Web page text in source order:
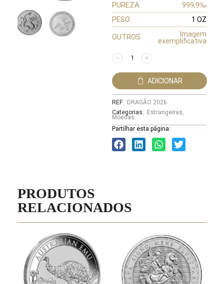
PUREZA 999,9‰
PESO 1 OZ
OUTROS
Imagem
exemplificativa
ADICIONAR
REF:
DRAGÃO 2026
Categorias:
Estrangeiras,
Moedas
Partilhar esta página:
PRODUTOS
RELACIONADOS